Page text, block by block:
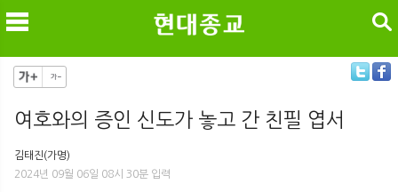
검색
여호와의 증인 신도가 놓고 간 친필 엽서
김태진(가명)
2024년 09월 06일 08시 30분 입력